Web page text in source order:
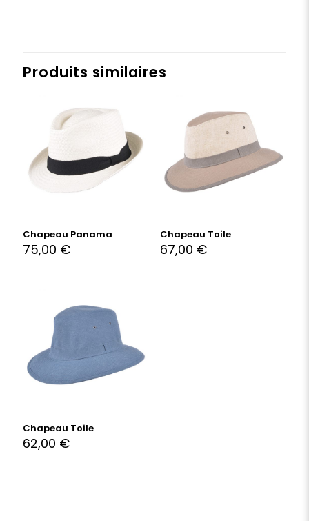
Produits similaires
Chapeau Panama
75,00 €
Chapeau Toile
67,00 €
Chapeau Toile
62,00 €